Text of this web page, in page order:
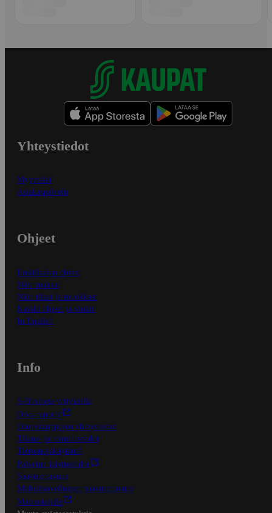
Yhteystiedot
Myymälät
Asiakaspalvelu
Ohjeet
Ensitilaajan ohjeet
Näin maksat
Näin tilaat ja muokkaat
Kaikki ohjeet ja vinkit
In English
Info
S-Business yrityksille
Oiva-raportit
Osuuskauppojen yhteystiedot
Tilaus- ja toimitusehdot
Tietosuojakäytäntö
Palvelun käyttöehdot
Saavutettavuus
Mobiilisovelluksen saavutettavuus
Mainostajalle